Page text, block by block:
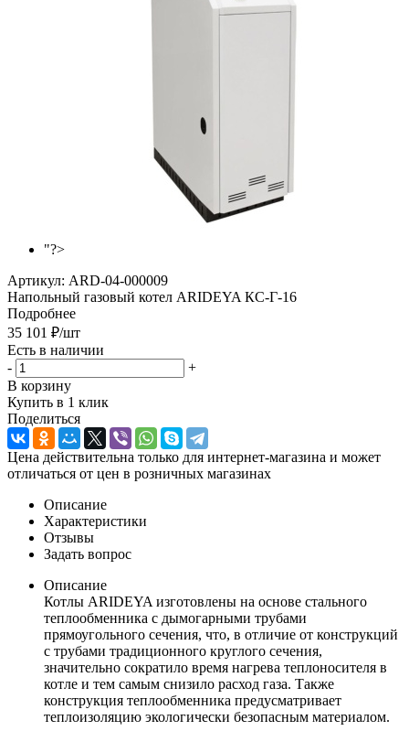
"?>
Артикул: ARD-04-000009
Напольный газовый котел ARIDEYA КС‑Г‑16
Подробнее
35 101 ₽/шт
Есть в наличии
-
+
В корзину
Купить в 1 клик
Поделиться
Цена действительна только для интернет-магазина и может
отличаться от цен в розничных магазинах
Описание
Характеристики
Отзывы
Задать вопрос
Описание
Котлы ARIDEYA изготовлены на основе стального
теплообменника с дымогарными трубами
прямоугольного сечения, что, в отличие от конструкций
с трубами традиционного круглого сечения,
значительно сократило время нагрева теплоносителя в
котле и тем самым снизило расход газа. Также
конструкция теплообменника предусматривает
теплоизоляцию экологически безопасным материалом.